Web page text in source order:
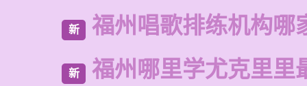
新 福州唱歌排练机构哪
新 福州哪里学尤克里里